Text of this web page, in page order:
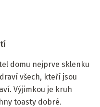
domu nejprve sklenku
všech, kteří jsou
Výjimkou je kruh
toasty dobré.